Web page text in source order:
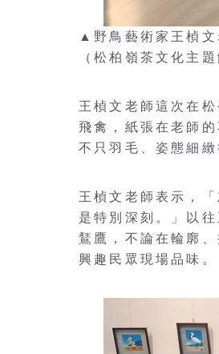
▲野鳥藝術家王楨
（松柏嶺茶文化主
王楨文老師這次在
飛禽，紙張在老師
不只羽毛、姿態細
王楨文老師表示，
是特別深刻。」以
鵟鷹，不論在輪廓
興趣民眾現場品味。